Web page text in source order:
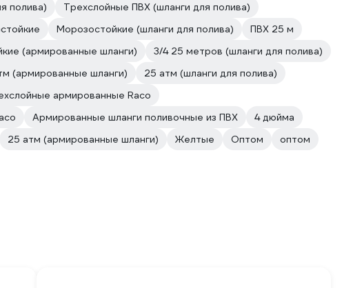
полива)
Трехслойные ПВХ (шланги для полива)
Морозостойкие (шланги для полива)
ПВХ 25 м
(армированные шланги)
3/4 25 метров (шланги для полива)
(армированные шланги)
25 атм (шланги для полива)
армированные Raco
Армированные шланги поливочные из ПВХ
4 дюйма
25 атм (армированные шланги) Желтые Оптом
оптом